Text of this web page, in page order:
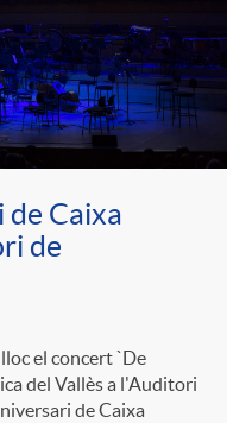
Caixa
de
el concert `De
del Vallès a l'Auditori
de Caixa